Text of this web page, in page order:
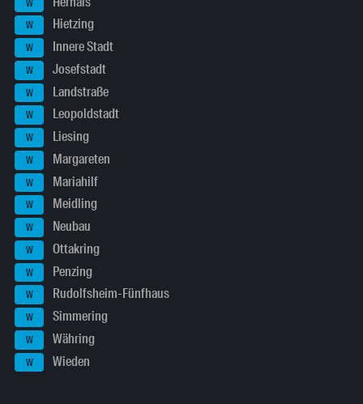
W
W Hietzing
W Innere Stadt
W Josefstadt
W Landstraße
W Leopoldstadt
W Liesing
W Margareten
W Mariahilf
W Meidling
W Neubau
W Ottakring
W Penzing
W Rudolfsheim-Fünfhaus
W Simmering
W Währing
W Wieden